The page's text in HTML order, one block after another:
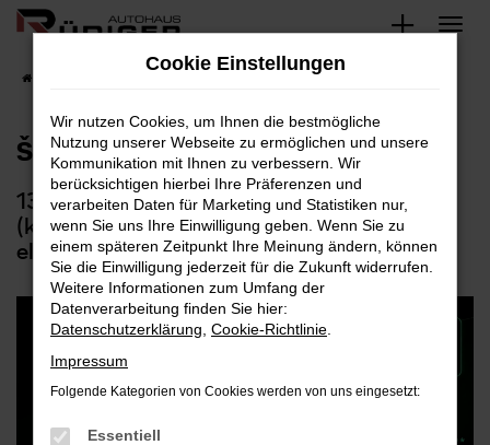
Zum
springen
Škoda EPIQ
13,7 kWh/100 km; CO2-Emissionen
(kombiniert): 0 g/km; CO2-Klasse: A;
elektrische Reichweite: 430–440 km
Cookie Einstellungen
Wir nutzen Cookies, um Ihnen die bestmögliche
Nutzung unserer Webseite zu ermöglichen und unsere
Kommunikation mit Ihnen zu verbessern. Wir
berücksichtigen hierbei Ihre Präferenzen und
verarbeiten Daten für Marketing und Statistiken nur,
wenn Sie uns Ihre Einwilligung geben. Wenn Sie zu
einem späteren Zeitpunkt Ihre Meinung ändern, können
Sie die Einwilligung jederzeit für die Zukunft widerrufen.
Weitere Informationen zum Umfang der
Datenverarbeitung finden Sie hier:
Datenschutzerklärung Cookie-Richtlinie
Impressum
Folgende Kategorien von Cookies werden von uns eingesetzt:
Essentiell